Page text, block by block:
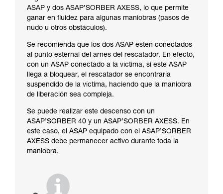
ASAP y dos ASAP’SORBER AXESS, lo que permite
ganar en fluidez para algunas maniobras (pasos de
nudo u otros obstáculos).
Se recomienda que los dos ASAP estén conectados
al punto esternal del arnés del rescatador. En efecto,
con un ASAP conectado a la víctima, si este ASAP
llega a bloquear, el rescatador se encontraría
suspendido de la víctima, haciendo que la maniobra
de liberación sea compleja.
Se puede realizar este descenso con un
ASAP’SORBER 40 y un ASAP’SORBER AXESS. En
este caso, el ASAP equipado con el ASAP’SORBER
AXESS debe permanecer activo durante toda la
maniobra.